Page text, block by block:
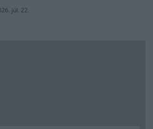
júl. 22.